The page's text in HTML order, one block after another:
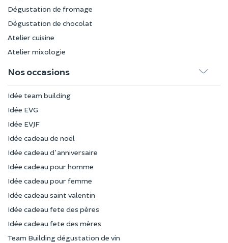
Dégustation de fromage
Dégustation de chocolat
Atelier cuisine
Atelier mixologie
Nos occasions
Idée team building
Idée EVG
Idée EVJF
Idée cadeau de noël
Idée cadeau d'anniversaire
Idée cadeau pour homme
Idée cadeau pour femme
Idée cadeau saint valentin
Idée cadeau fete des pères
Idée cadeau fete des mères
Team Building dégustation de vin